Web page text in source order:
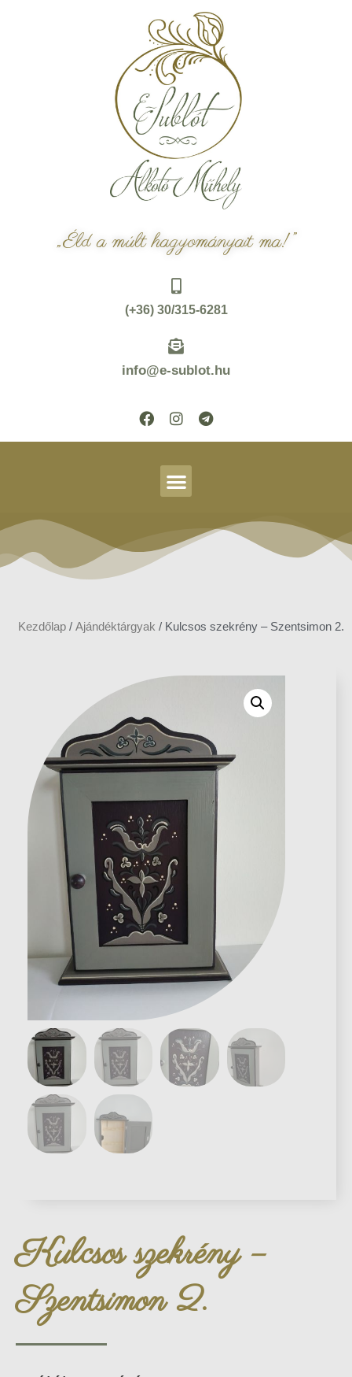
„Éld a múlt hagyományait ma!”
(+36) 30/315-6281
info@e-sublot.hu
Kezdőlap / Ajándéktárgyak / Kulcsos szekrény – Szentsimon 2.
Kulcsos szekrény –
Szentsimon 2.